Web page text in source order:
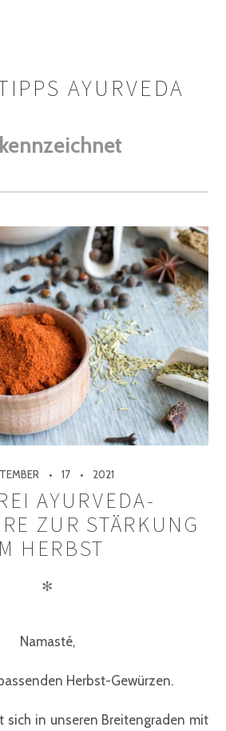
AYURVEDA
17 2021
AYURVEDA-
ZUR STÄRKUNG
HERBST
✻
Namasté,
Herbst-Gewürzen.
sich in unseren Breitengraden mit